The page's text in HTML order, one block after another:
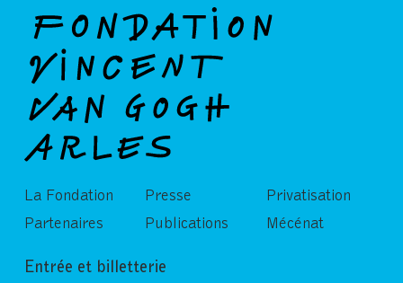
La Fondation
Partenaires
Presse
Publications
Privatisation
Mécénat
Entrée et billetterie